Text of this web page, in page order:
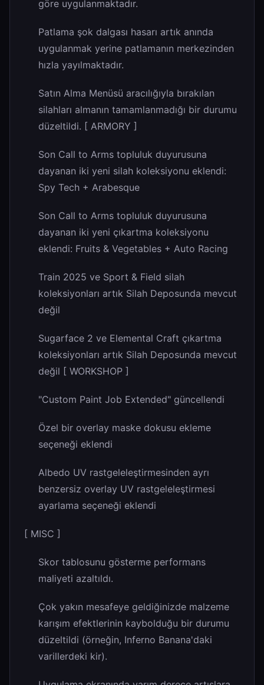
göre uygulanmaktadır.
Patlama şok dalgası hasarı artık anında
uygulanmak yerine patlamanın merkezinden
hızla yayılmaktadır.
Satın Alma Menüsü aracılığıyla bırakılan
silahları almanın tamamlanmadığı bir durumu
düzeltildi. [ ARMORY ]
Son Call to Arms topluluk duyurusuna
dayanan iki yeni silah koleksiyonu eklendi:
Spy Tech + Arabesque
Son Call to Arms topluluk duyurusuna
dayanan iki yeni çıkartma koleksiyonu
eklendi: Fruits & Vegetables + Auto Racing
Train 2025 ve Sport & Field silah
koleksiyonları artık Silah Deposunda mevcut
değil
Sugarface 2 ve Elemental Craft çıkartma
koleksiyonları artık Silah Deposunda mevcut
değil [ WORKSHOP ]
"Custom Paint Job Extended" güncellendi
Özel bir overlay maske dokusu ekleme
seçeneği eklendi
Albedo UV rastgeleleştirmesinden ayrı
benzersiz overlay UV rastgeleleştirmesi
ayarlama seçeneği eklendi
[ MISC ]
Skor tablosunu gösterme performans
maliyeti azaltıldı.
Çok yakın mesafeye geldiğinizde malzeme
karışım efektlerinin kaybolduğu bir durumu
düzeltildi (örneğin, Inferno Banana'daki
varillerdeki kir).